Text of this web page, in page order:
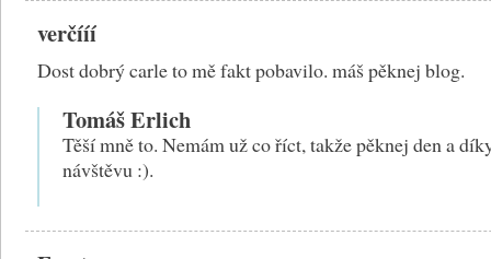
verčííí
Dost dobrý carle to mě fakt pobavilo. máš pěknej blog.
Tomáš Erlich
Těší mně to. Nemám už co říct, takže pěknej den a
návštěvu :).